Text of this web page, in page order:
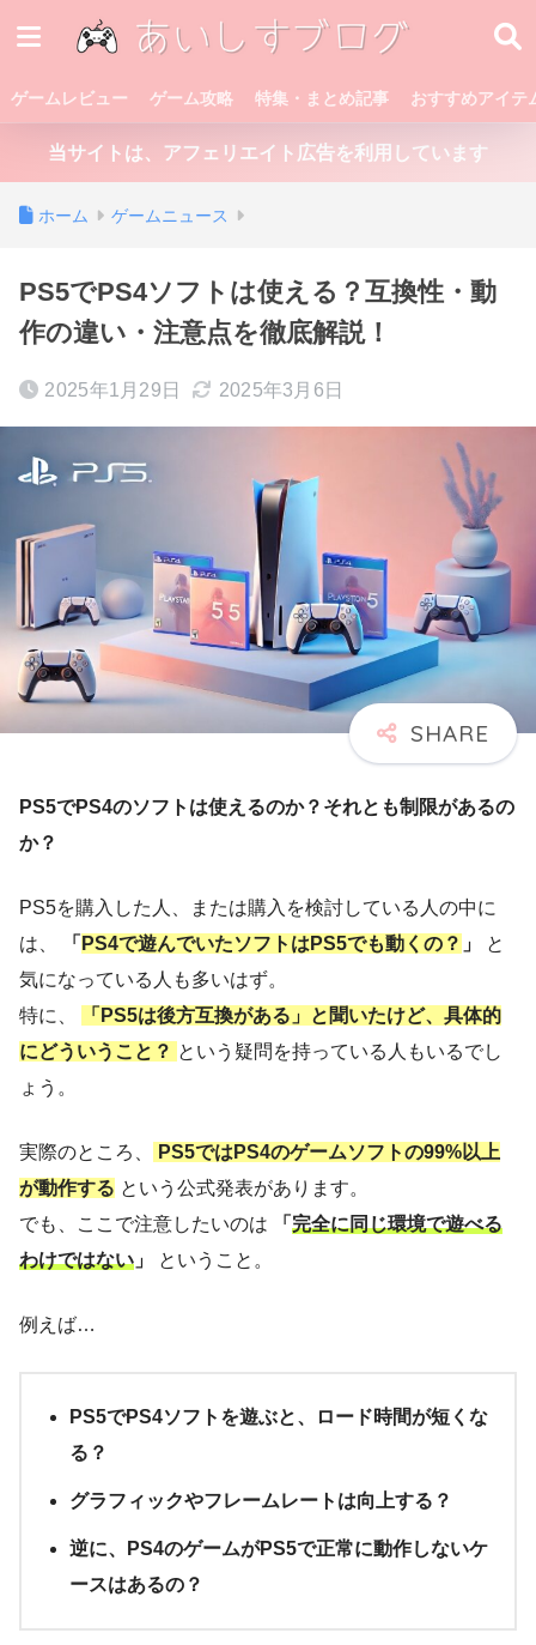
ゲームレビュー ゲーム攻略 特集・まとめ記事 おすすめアイテ
当サイトは、アフェリエイト広告を利用しています
ホーム ゲームニュース
PS5でPS4ソフトは使える？互換性・動
作の違い・注意点を徹底解説！
2025年1月29日 2025年3月6日
PS5でPS4のソフトは使えるのか？それとも制限があるの
か？
PS5を購入した人、または購入を検討している人の中に
は、
「 PS4で遊んでいたソフトはPS5でも動くの？ 」
と
気になっている人も多いはず。
特に、
「PS5は後方互換がある」と聞いたけど、具体的
にどういうこと？ という疑問を持っている人もいるでし
ょう。
実際のところ、
PS5ではPS4のゲームソフトの99%以上
が動作する という公式発表があります。
でも、ここで注意したいのは
「 完全に同じ環境で遊べる
わけではない 」 ということ。
例えば…
PS5でPS4ソフトを遊ぶと、ロード時間が短くな
る？
グラフィックやフレームレートは向上する？
逆に、PS4のゲームがPS5で正常に動作しないケ
ースはあるの？